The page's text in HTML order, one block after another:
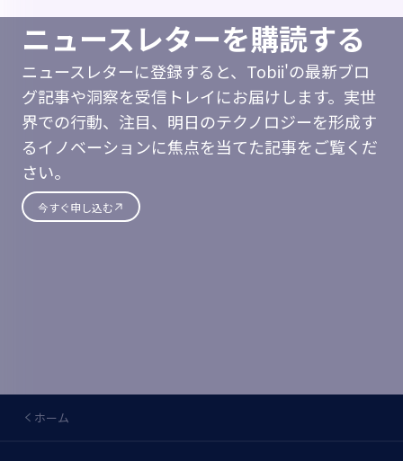
ニュースレターを購読する
ニュースレターに登録すると、Tobii'の最新ブロ
グ記事や洞察を受信トレイにお届けします。実世
界での行動、注目、明日のテクノロジーを形成す
るイノベーションに焦点を当てた記事をご覧くだ
さい。
今すぐ申し込む
ホーム